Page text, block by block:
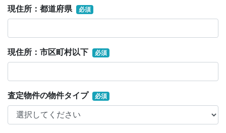
現住所：都道府県 必須
現住所：市区町村以下 必須
査定物件の物件タイプ 必須